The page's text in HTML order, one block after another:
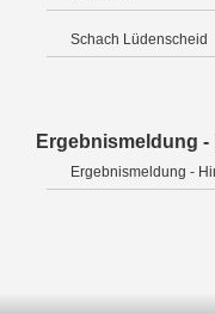
Schach Lüdenscheid
Ergebnismeldung -
Ergebnismeldung -